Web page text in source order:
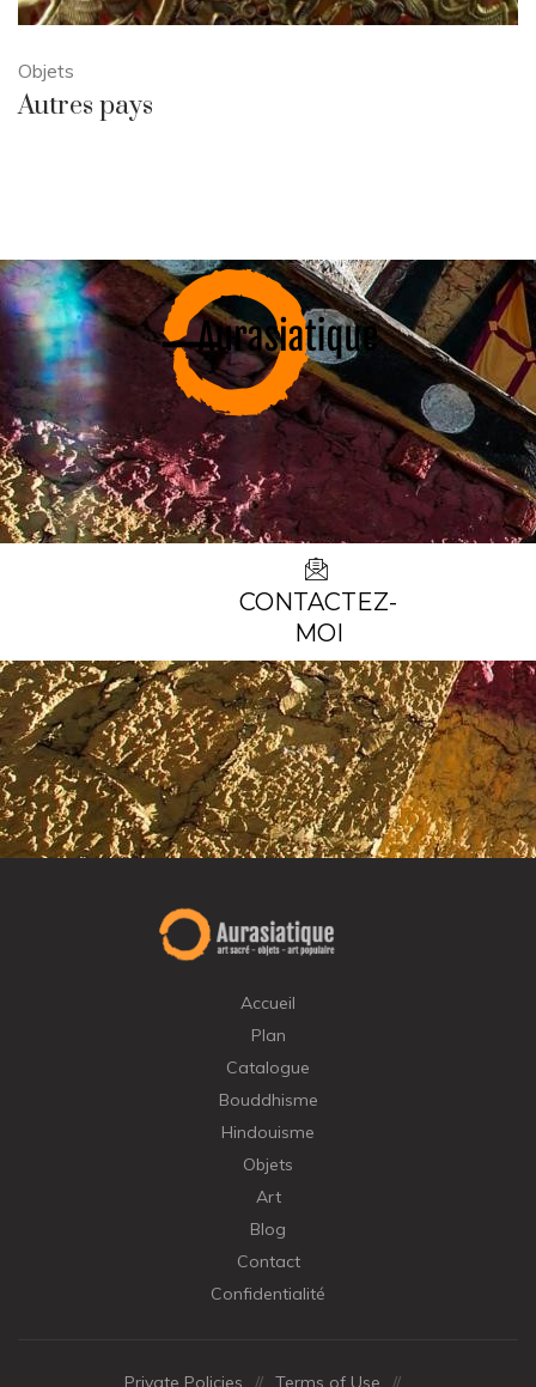
Objets
Autres pays
CONTACTEZ-
MOI
Accueil
Plan
Catalogue
Bouddhisme
Hindouisme
Objets
Art
Blog
Contact
Confidentialité